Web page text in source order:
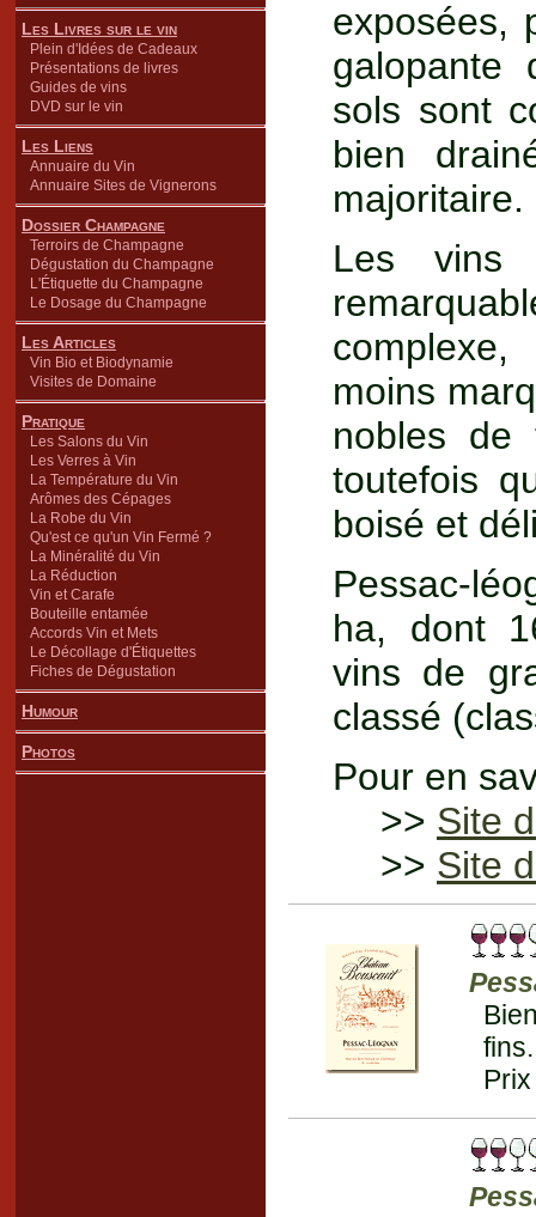
Les Livres sur le vin
Plein d'Idées de Cadeaux
Présentations de livres
Guides de vins
DVD sur le vin
Les Liens
Annuaire du Vin
Annuaire Sites de Vignerons
Dossier Champagne
Terroirs de Champagne
Dégustation du Champagne
L'Étiquette du Champagne
Le Dosage du Champagne
Les Articles
Vin Bio et Biodynamie
Visites de Domaine
Pratique
Les Salons du Vin
Les Verres à Vin
La Température du Vin
Arômes des Cépages
La Robe du Vin
Qu'est ce qu'un Vin Fermé ?
La Minéralité du Vin
La Réduction
Vin et Carafe
Bouteille entamée
Accords Vin et Mets
Le Décollage d'Étiquettes
Fiches de Dégustation
Humour
Photos
exposées,
galopante
sols sont
bien
majoritaire.
Les vins
moins
nobles de
toutefois
boisé et
Pessac-
ha, dont
vins de
classé
Pour en
>> Site
>> Site